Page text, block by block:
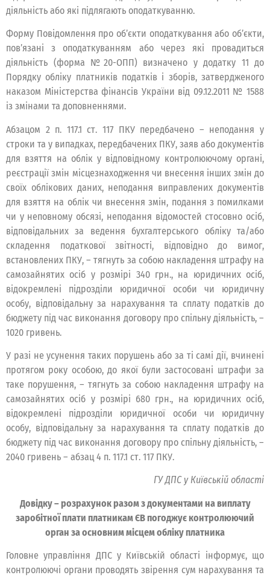
діяльність або які підлягають оподаткуванню.
Форму Повідомлення про об’єкти оподаткування або об’єкти,
пов’язані з оподаткуванням або через які провадиться
діяльність (форма №20-ОПП) визначено у додатку 11 до
Порядку обліку платників податків і зборів, затвердженого
наказом Міністерства фінансів України від 09.12.2011 № 1588
із змінами та доповненнями.
Абзацом 2 п. 117.1 ст. 117 ПКУ передбачено – неподання у
строки та у випадках, передбачених ПКУ, заяв або документів
для взяття на облік у відповідному контролюючому органі,
реєстрації змін місцезнаходження чи внесення інших змін до
своїх облікових даних, неподання виправлених документів
для взяття на облік чи внесення змін, подання з помилками
чи у неповному обсязі, неподання відомостей стосовно осіб,
відповідальних за ведення бухгалтерського обліку та/або
складення податкової звітності, відповідно до вимог,
встановлених ПКУ, – тягнуть за собою накладення штрафу на
самозайнятих осіб у розмірі 340 грн., на юридичних осіб,
відокремлені підрозділи юридичної особи чи юридичну
особу, відповідальну за нарахування та сплату податків до
бюджету під час виконання договору про спільну діяльність, –
1020 гривень.
У разі не усунення таких порушень або за ті самі дії, вчинені
протягом року особою, до якої були застосовані штрафи за
таке порушення, – тягнуть за собою накладення штрафу на
самозайнятих осіб у розмірі 680 грн., на юридичних осіб,
відокремлені підрозділи юридичної особи чи юридичну
особу, відповідальну за нарахування та сплату податків до
бюджету під час виконання договору про спільну діяльність, –
2040 гривень – абзац 4 п. 117.1 ст. 117 ПКУ.
ГУ ДПС у Київській області
Довідку – розрахунок разом з документами на виплату
заробітної плати платникам ЄВ погоджує контролюючий
орган за основним місцем обліку платника
Головне управління ДПС у Київській області інформує, що
контролюючі органи проводять звірення сум нарахування та